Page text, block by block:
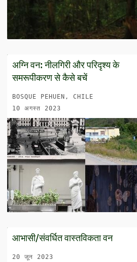
अग्नि वन: नीलगिरी और परिदृश्य के
समरूपीकरण से कैसे बचें
BOSQUE PEHUEN, CHILE
10 अगस्त 2023
आभासी/संवर्धित वास्तविकता वन
20 जून 2023